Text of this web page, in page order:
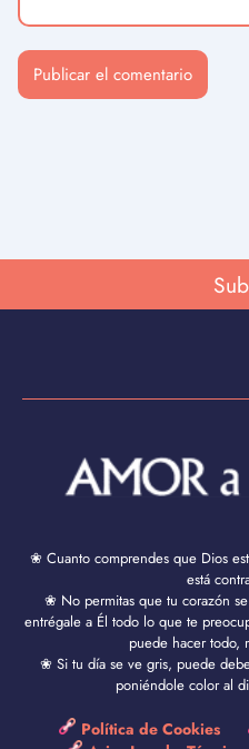
❀ Cuanto comprendes que Dios
está
❀ No permitas que tu corazón
entrégale a Él todo lo que te
puede hacer todo,
❀ Si tu día se ve gris, puede
poniéndole color al
Política de Cookies